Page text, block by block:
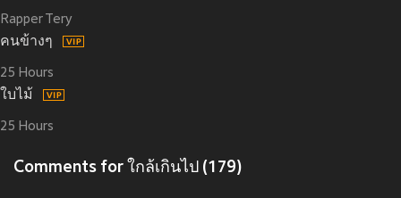
Rapper Tery
คนข้างๆ
25 Hours
ใบไม้
25 Hours
Comments for ใกล้เกินไป (179)